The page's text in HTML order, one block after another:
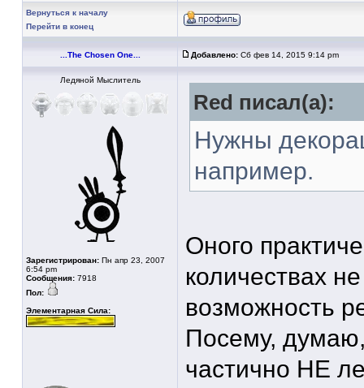
Вернуться к началу
Перейти в конец
...The Chosen One... Добавлено: Сб фев 14, 2015 9:14 pm
Ледяной Мыслитель
Зарегистрирован: Пн апр 23, 2007
6:54 pm
Сообщения: 7918
Пол:
Элементарная Сила:
Red писал(а):
Нужны
например.
Оного
количествах
возможность
Посему,
частично НЕ